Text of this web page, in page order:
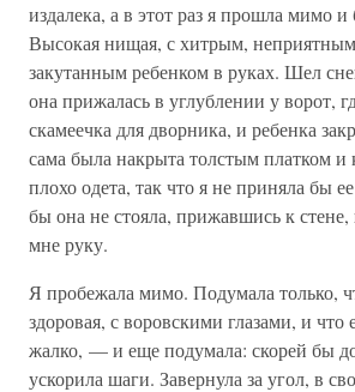
издалека, а в этот раз я прошла мимо и
Высокая нищая, с хитрым,
закутанным ребенком в руках. Шел
она прижалась в углублении у ворот,
скамеечка для дворника, и ребенка
сама была накрыта толстым платком и
плохо одета, так что я не приняла бы
бы она не стояла, прижавшись к стене,
мне руку.
Я пробежала мимо. Подумала только,
здоровая, с воровскими глазами, и что
жалко, — и еще подумала: скорей бы
ускорила шаги. Завернула за угол, в